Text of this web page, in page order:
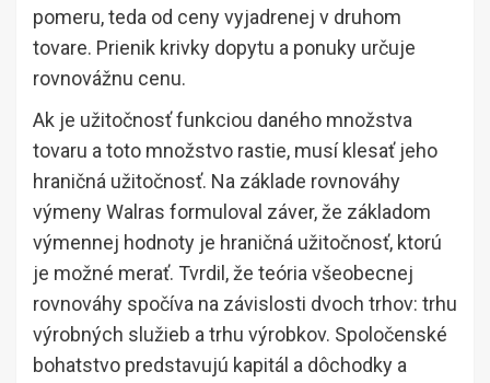
pomeru, teda od ceny vyjadrenej v druhom
tovare. Prienik krivky dopytu a ponuky určuje
rovnovážnu cenu.
Ak je užitočnosť funkciou daného množstva
tovaru a toto množstvo rastie, musí klesať jeho
hraničná užitočnosť. Na základe rovnováhy
výmeny Walras formuloval záver, že základom
výmennej hodnoty je hraničná užitočnosť, ktorú
je možné merať. Tvrdil, že teória všeobecnej
rovnováhy spočíva na závislosti dvoch trhov: trhu
výrobných služieb a trhu výrobkov. Spoločenské
bohatstvo predstavujú kapitál a dôchodky a